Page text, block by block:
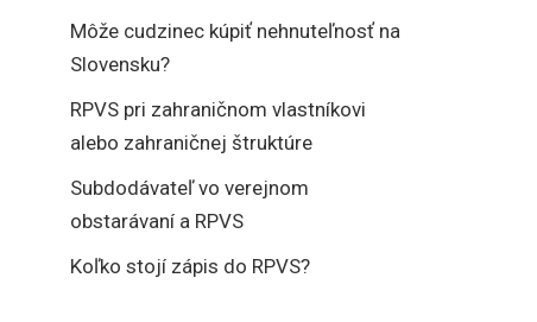
Môže cudzinec kúpiť nehnuteľnosť na
Slovensku?
RPVS pri zahraničnom vlastníkovi
alebo zahraničnej štruktúre
Subdodávateľ vo verejnom
obstarávaní a RPVS
Koľko stojí zápis do RPVS?